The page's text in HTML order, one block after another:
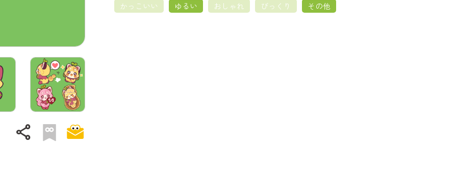
share
かっこいい
ゆるい おしゃれ びっくり その他